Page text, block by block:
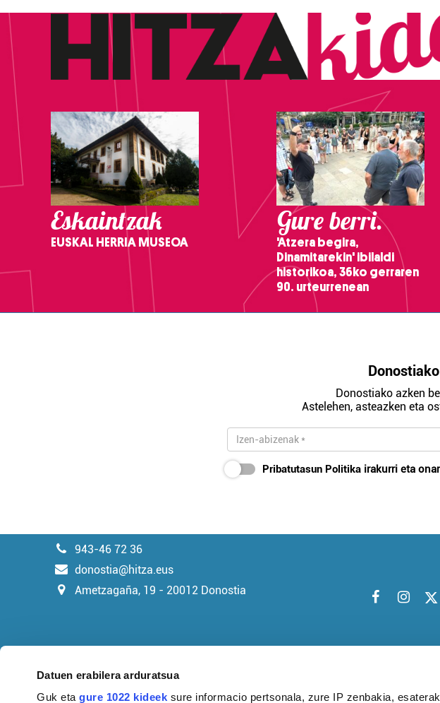
Datuen erabilera arduratsua
Guk etagure 1022 kideek sure informacio pertsonala, zure IP zenbakia,
Eskaintzak
EUSKAL HERRIA MUSEOA
Gure berri.
'Atzera begira,
Dinamitarekin' ibilaldi
historikoa, 36ko gerraren
90. urteurrenean
Donostiako azken
Astelehen, asteazken eta
Pribatutasun Politika irakurri eta
943-46 72 36
donostia@hitza.eus
Ametzagaña, 19 - 20012 Donostia